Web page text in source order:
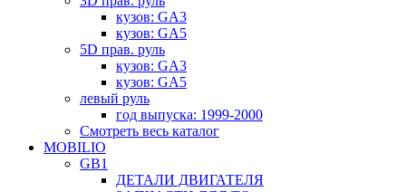
кузов: GA3
кузов: GA5
5D прав. руль
кузов: GA3
кузов: GA5
левый руль
год выпуска: 1999-2000
Смотреть весь каталог
MOBILIO
GB1
ДЕТАЛИ ДВИГАТЕЛЯ